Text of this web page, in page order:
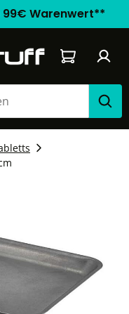
Warenwert**
Warenkorb